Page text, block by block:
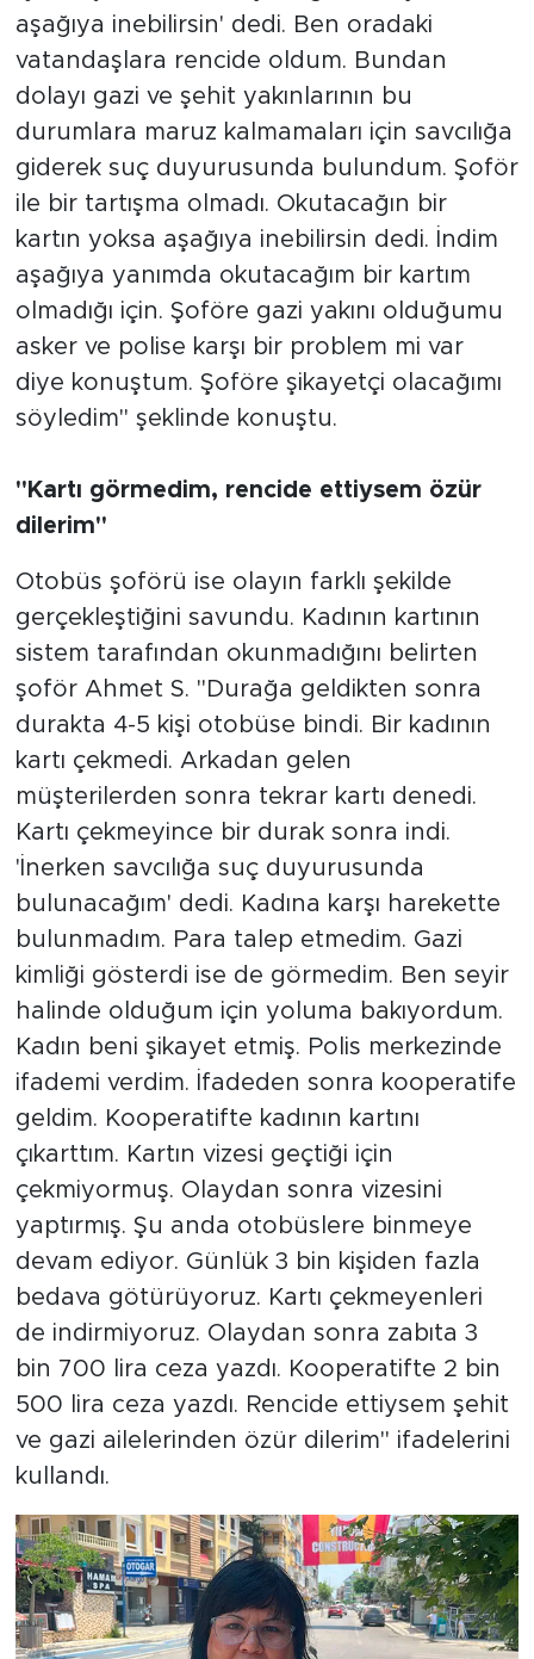
aşağıya inebilirsin' dedi. Ben oradaki
vatandaşlara rencide oldum. Bundan
dolayı gazi ve şehit yakınlarının bu
durumlara maruz kalmamaları için savcılığa
giderek suç duyurusunda bulundum. Şoför
ile bir tartışma olmadı. Okutacağın bir
kartın yoksa aşağıya inebilirsin dedi. İndim
aşağıya yanımda okutacağım bir kartım
olmadığı için. Şoföre gazi yakını olduğumu
asker ve polise karşı bir problem mi var
diye konuştum. Şoföre şikayetçi olacağımı
söyledim" şeklinde konuştu.
"Kartı görmedim, rencide ettiysem özür
dilerim"
Otobüs şoförü ise olayın farklı şekilde
gerçekleştiğini savundu. Kadının kartının
sistem tarafından okunmadığını belirten
şoför Ahmet S. ''Durağa geldikten sonra
durakta 4-5 kişi otobüse bindi. Bir kadının
kartı çekmedi. Arkadan gelen
müşterilerden sonra tekrar kartı denedi.
Kartı çekmeyince bir durak sonra indi.
'İnerken savcılığa suç duyurusunda
bulunacağım' dedi. Kadına karşı harekette
bulunmadım. Para talep etmedim. Gazi
kimliği gösterdi ise de görmedim. Ben seyir
halinde olduğum için yoluma bakıyordum.
Kadın beni şikayet etmiş. Polis merkezinde
ifademi verdim. İfadeden sonra kooperatife
geldim. Kooperatifte kadının kartını
çıkarttım. Kartın vizesi geçtiği için
çekmiyormuş. Olaydan sonra vizesini
yaptırmış. Şu anda otobüslere binmeye
devam ediyor. Günlük 3 bin kişiden fazla
bedava götürüyoruz. Kartı çekmeyenleri
de indirmiyoruz. Olaydan sonra zabıta 3
bin 700 lira ceza yazdı. Kooperatifte 2 bin
500 lira ceza yazdı. Rencide ettiysem şehit
ve gazi ailelerinden özür dilerim" ifadelerini
kullandı.